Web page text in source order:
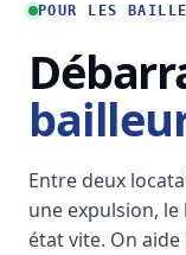
POUR LES
Entre deux
une expulsion,
état vite. On